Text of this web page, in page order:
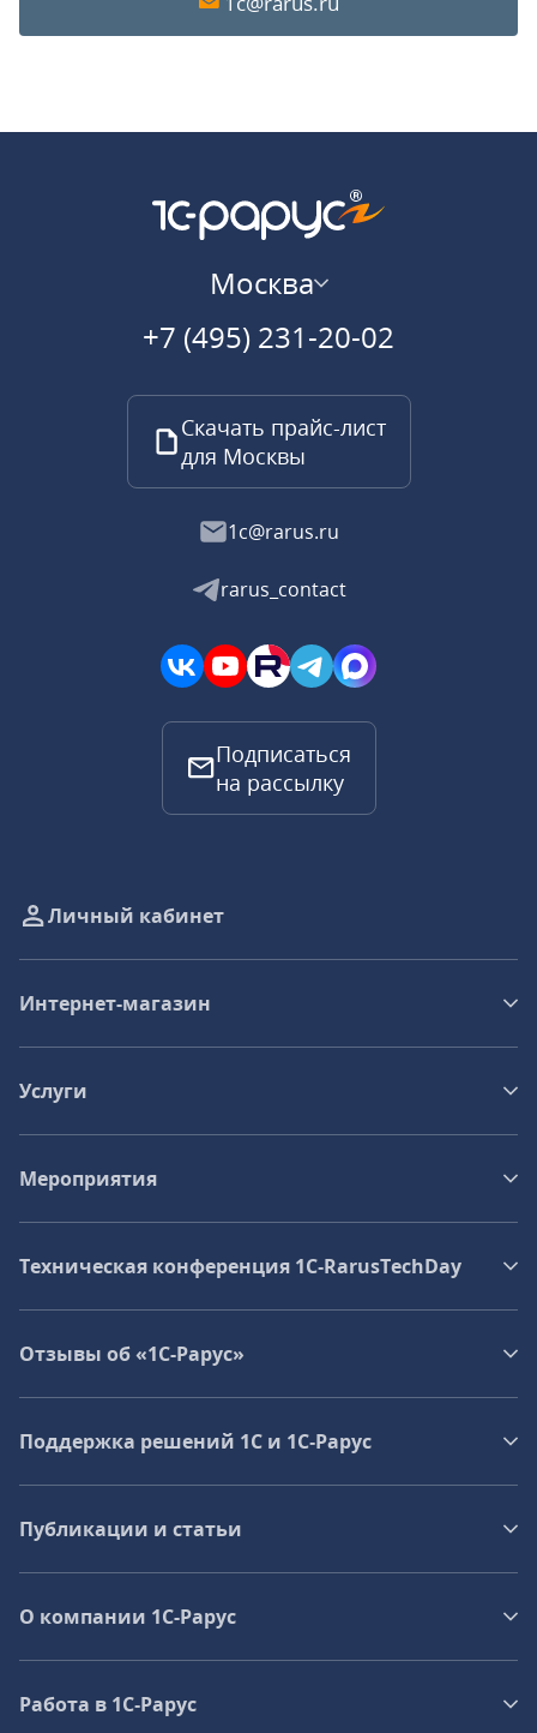
Москва
+7 (495) 231-20-02
Скачать прайс-лист
для Москвы
1c@rarus.ru
rarus_contact
Подписаться
на рассылку
Личный кабинет
Интернет-магазин
Услуги
Мероприятия
Техническая конференция 1C‑RarusTechDay
Отзывы об «1С-Рарус»
Поддержка решений 1С и 1С‑Рарус
Публикации и статьи
О компании 1C-Рарус
Работа в 1С‑Рарус